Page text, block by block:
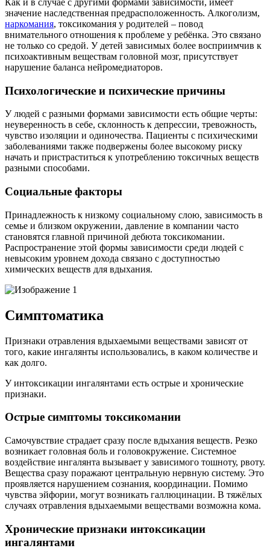
Как и в случае с другими формами зависимости, имеет
значение наследственная предрасположенность. Алкоголизм,
наркомания, токсикомания у родителей – повод
внимательного отношения к проблеме у ребёнка. Это связано
не только со средой. У детей зависимых более восприимчив к
психоактивным веществам головной мозг, присутствует
нарушение баланса нейромедиаторов.
Психологические и психические причины
У людей с разными формами зависимости есть общие черты:
неуверенность в себе, склонность к депрессии, тревожность,
чувство изоляции и одиночества. Пациенты с психическими
заболеваниями также подвержены более высокому риску
начать и пристраститься к употреблению токсичных веществ
разными способами.
Социальные факторы
Принадлежность к низкому социальному слою, зависимость в
семье и близком окружении, давление в компании часто
становятся главной причиной дебюта токсикомании.
Распространение этой формы зависимости среди людей с
невысоким уровнем дохода связано с доступностью
химических веществ для вдыхания.
Симптоматика
Признаки отравления вдыхаемыми веществами зависят от
того, какие ингалянты использовались, в каком количестве и
как долго.
У интоксикации ингалянтами есть острые и хронические
признаки.
Острые симптомы токсикомании
Самочувствие страдает сразу после вдыхания веществ. Резко
возникает головная боль и головокружение. Системное
воздействие ингалянта вызывает у зависимого тошноту, рвоту.
Вещества сразу поражают центральную нервную систему. Это
проявляется нарушением сознания, координации. Помимо
чувства эйфории, могут возникать галлюцинации. В тяжёлых
случаях отравления вдыхаемыми веществами возможна кома.
Хронические признаки интоксикации
ингалянтами